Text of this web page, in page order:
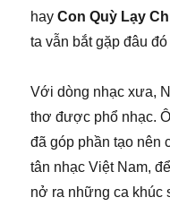
hayCon Quỳ Lạy
ta vẫn bắt gặp đâu
Với dòng nhạc xưa,
thơ được phổ nhạc.
đã góp phần tạo nên
tân nhạc Việt Nam,
nở ra những ca khúc